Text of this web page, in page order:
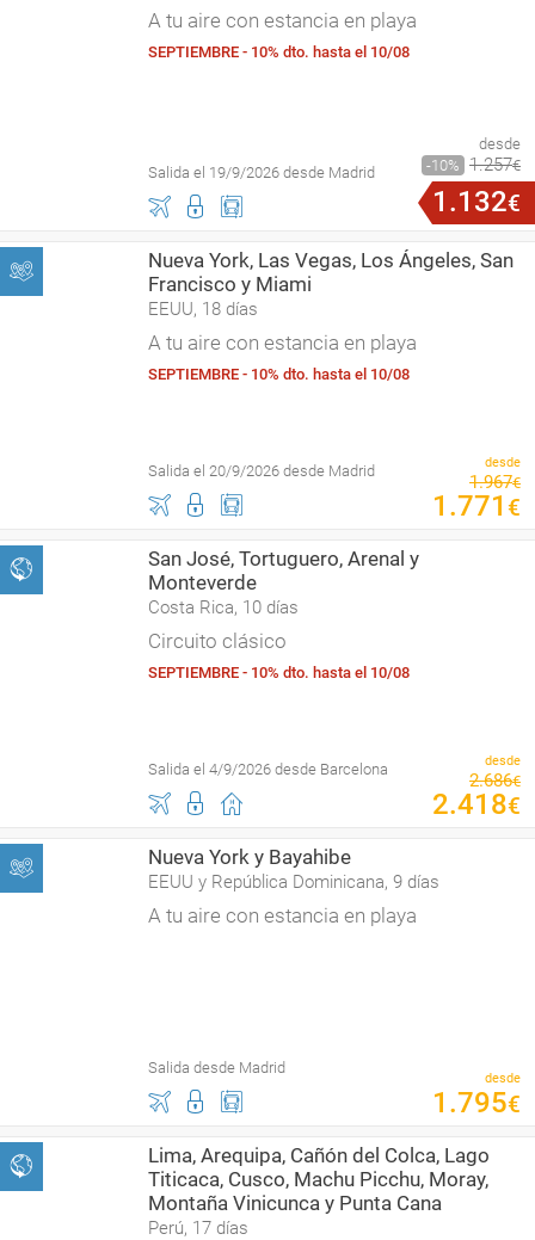
A tu aire con estancia en playa
SEPTIEMBRE - 10% dto. hasta el 10/08
Salida el 19/9/2026 desde Madrid
desde
10
1.257€
1 .132€
Nueva York, Las Vegas, Los Ángeles, San
Francisco y Miami
EEUU, 18 días
A tu aire con estancia en playa
SEPTIEMBRE - 10% dto. hasta el 10/08
Salida el 20/9/2026 desde Madrid desde
1.967€
1 .771 €
San José, Tortuguero, Arenal y
Monteverde
Costa Rica, 10 días
Circuito clásico
SEPTIEMBRE - 10% dto. hasta el 10/08
Salida el 4/9/2026 desde Barcelona desde
2.686€
2.418€
Nueva York y Bayahibe
EEUU y República Dominicana, 9 días
A tu aire con estancia en playa
Salida desde Madrid
desde
1 .795€
Lima, Arequipa, Cañón del Colca, Lago
Titicaca, Cusco, Machu Picchu, Moray,
Montaña Vinicunca y Punta Cana
Perú, 17 días